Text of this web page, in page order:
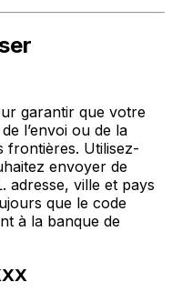
garantir que votre
l’envoi ou de la
frontières. Utilisez-
envoyer de
adresse, ville et pays
que le code
à la banque de